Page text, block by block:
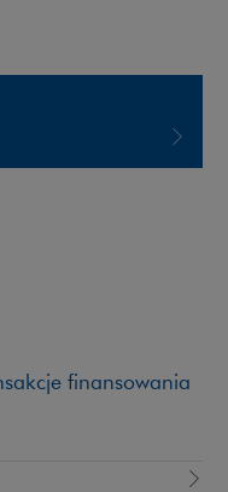
finansowania